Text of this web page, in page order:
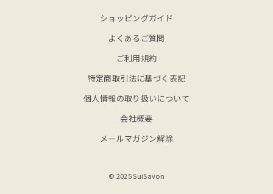
ショッピングガイド
よくあるご質問
ご利用規約
特定商取引法に基づく表記
個人情報の取り扱いについて
会社概要
メールマガジン解除
© 2025 SuiSavon